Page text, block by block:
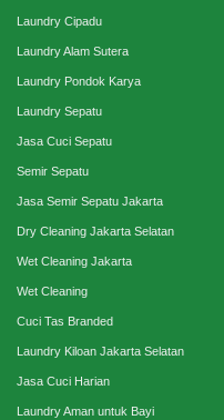
Laundry Cipadu
Laundry Alam Sutera
Laundry Pondok Karya
Laundry Sepatu
Jasa Cuci Sepatu
Semir Sepatu
Jasa Semir Sepatu Jakarta
Dry Cleaning Jakarta Selatan
Wet Cleaning Jakarta
Wet Cleaning
Cuci Tas Branded
Laundry Kiloan Jakarta Selatan
Jasa Cuci Harian
Laundry Aman untuk Bayi